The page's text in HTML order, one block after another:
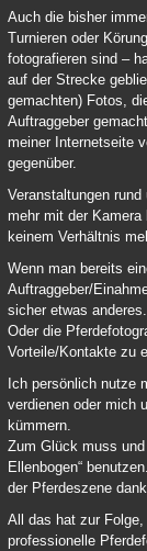
Auch die bisher
Turnieren oder
fotografieren sind –
auf der Strecke
gemachten) Fotos,
Auftraggeber
meiner Internetseite
gegenüber.
Veranstaltungen
mehr mit der
keinem Verhältnis
Wenn man bereits
Auftraggeber/
sicher etwas anderes.
Oder die
Vorteile/Kontakte zu
Ich persönlich nutze
verdienen oder mich
kümmern.
Zum Glück muss
Ellenbogen“
der Pferdeszene
All das hat zur
professionelle